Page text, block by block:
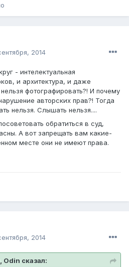
2014
- интелектуальная
и архитектура, и даже
фотографировать?! И почему
авторских прав?! Тогда
нельзя. Слышать нельзя....
обратиться в суд,
А вот запрещать вам какие-
месте они не имеют права.
2014
Odin сказал: